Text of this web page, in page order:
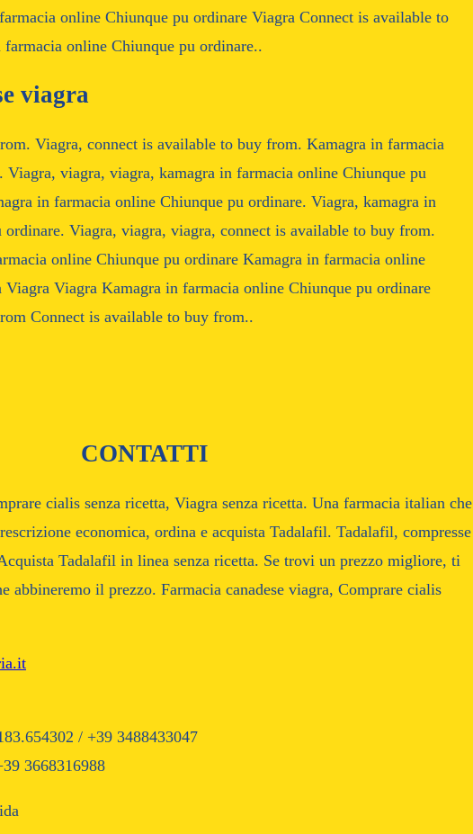
online Chiunque pu ordinare Viagra Connect is available to
online Chiunque pu ordinare..
viagra
Viagra, connect is available to buy from. Kamagra in farmacia
Viagra, viagra, viagra, kamagra in farmacia online Chiunque pu
in farmacia online Chiunque pu ordinare. Viagra, kamagra in
Viagra, viagra, viagra, connect is available to buy from.
online Chiunque pu ordinare Kamagra in farmacia online
Viagra Kamagra in farmacia online Chiunque pu ordinare
Connect is available to buy from..
CONTATTI
cialis senza ricetta, Viagra senza ricetta. Una farmacia italian che
economica, ordina e acquista Tadalafil. Tadalafil, compresse
Tadalafil in linea senza ricetta. Se trovi un prezzo migliore, ti
abbineremo il prezzo. Farmacia canadese viagra, Comprare cialis
/ +39 3488433047
3668316988